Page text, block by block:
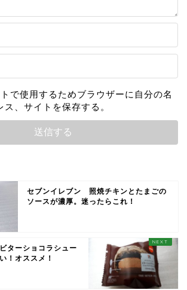
で使用するためブラウザーに自分の名
、サイトを保存する。
セブンイレブン 照焼チキンとたまごの
ソースが濃厚。迷ったらこれ！
ターショコラシュー
！オススメ！